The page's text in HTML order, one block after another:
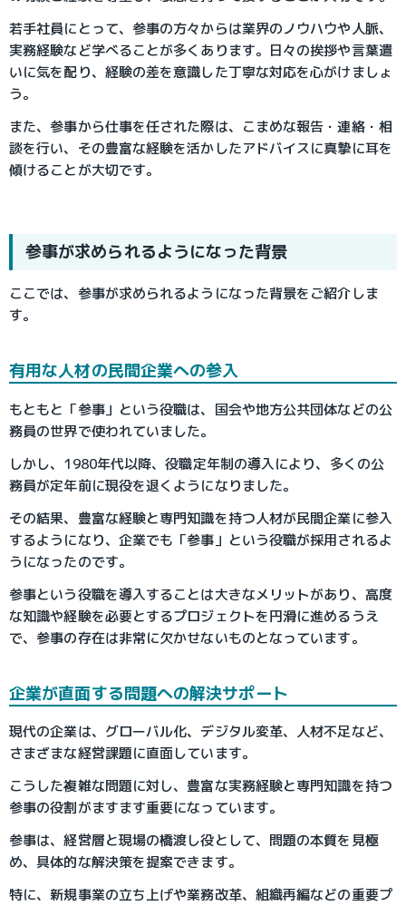
若手社員にとって、参事の方々からは業界のノウハウや人脈、
実務経験など学べることが多くあります。日々の挨拶や言葉遣
いに気を配り、経験の差を意識した丁寧な対応を心がけましょ
う。
また、参事から仕事を任された際は、こまめな報告・連絡・相
談を行い、その豊富な経験を活かしたアドバイスに真摯に耳を
傾けることが大切です。
参事が求められるようになった背景
ここでは、参事が求められるようになった背景をご紹介しま
す。
有用な人材の民間企業への参入
もともと「参事」という役職は、国会や地方公共団体などの公
務員の世界で使われていました。
しかし、1980年代以降、役職定年制の導入により、多くの公
務員が定年前に現役を退くようになりました。
その結果、豊富な経験と専門知識を持つ人材が民間企業に参入
するようになり、企業でも「参事」という役職が採用されるよ
うになったのです。
参事という役職を導入することは大きなメリットがあり​、高度
な知識や経験を必要とするプロジェクトを円滑に進めるうえ
で、参事の存在は非常に欠かせないものとなっています。
企業が直面する問題への解決サポート
現代の企業は、グローバル化、デジタル変革、人材不足など、
さまざまな経営課題に直面しています。
こうした複雑な問題に対し、豊富な実務経験と専門知識を持つ
参事の役割がますます重要になっています。
参事は、経営層と現場の橋渡し役として、問題の本質を見極
め、具体的な解決策を提案できます。
特に、新規事業の立ち上げや業務改革、組織再編などの重要プ